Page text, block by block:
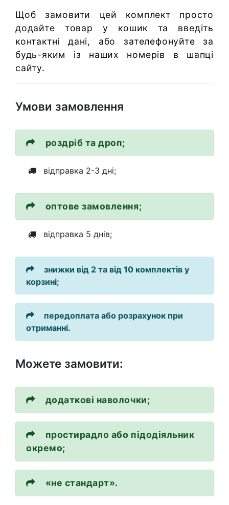
Щоб замовити цей комплект просто
додайте товар у кошик та введіть
контактні дані, або зателефонуйте за
будь-яким із наших номерів в шапці
сайту.
Умови замовлення
роздріб та дроп;
відправка 2-3 дні;
оптове замовлення;
відправка 5 днів;
знижки від 2 та від 10 комплектів у
корзині;
передоплата або розрахунок при
отриманні.
Можете замовити:
додаткові наволочки;
простирадло або підодіяльник
окремо;
«не стандарт».